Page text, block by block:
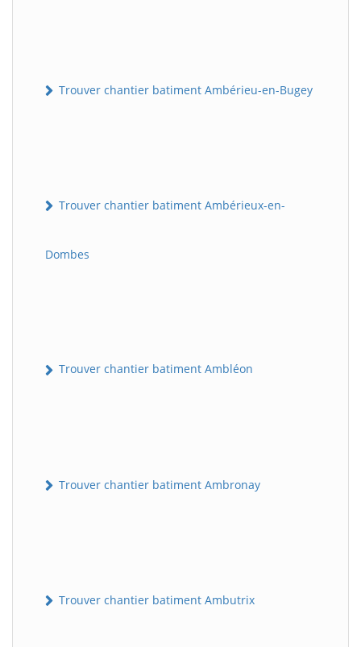
Trouver chantier batiment Ambérieu-en-Bugey
Trouver chantier batiment Ambérieux-en-
Dombes
Trouver chantier batiment Ambléon
Trouver chantier batiment Ambronay
Trouver chantier batiment Ambutrix